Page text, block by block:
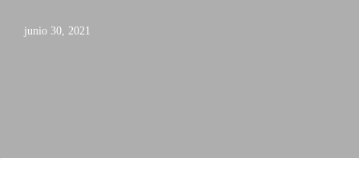
junio 30, 2021